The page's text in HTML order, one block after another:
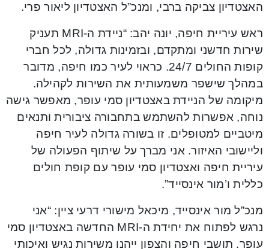
האצטדיון צביקה ברבי, ומנכ”ל האצטדיון ליאור פרי.
ראש עיריית חיפה, יונה יהב: “ניידת ה-MRI תעניק
שירות חדשני ומתקדם, ובזמינות גדולה, לכל חברי
קופות החולים 24/7. כראוי לעיר כמו חיפה, מדובר
במהלך שישפר משמעותית את השירות לקהילה.
מיקומה של הניידת באצטדיון סמי עופר, מאפשר גישה
נוחה, אפשרות להשתמש בתחבורה ציבורית ותנאים
מיטביים למטופלים. זו בשורה גדולה לעיר חיפה
וליישובי האיזור. אני מברך על שיתוף הפעולה של
עיריית חיפה ואצטדיון סמי עופר עם קופת חולים
כללית ו’מור אינסייד”.
מנכ”ל מור אינסייד, מיכאל מישורי דרעי ציין: “אני
נרגש לפתוח את יחידת ה-MRI החדשה באצטדיון סמי
עופר. תושבי חיפה והצפון ייהנו משירות נגיש ואיכותי